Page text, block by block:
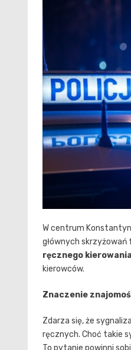
W centrum
głównych skrzyżowań
ręcznego
kierowców.
Znaczenie
Zdarza się, że
ręcznych. Choć takie